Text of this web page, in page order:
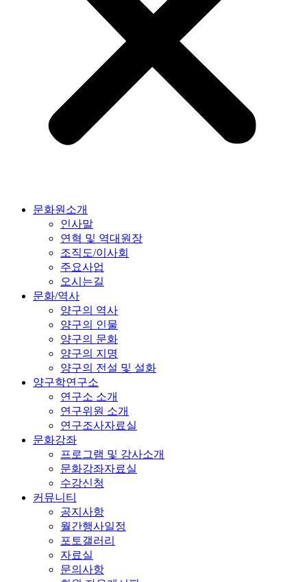
문화원소개
인사말
연혁 및 역대원장
조직도/이사회
주요사업
오시는길
문화/역사
양구의 역사
양구의 인물
양구의 문화
양구의 지명
양구의 전설 및 설화
양구학연구소
연구소 소개
연구위원 소개
연구조사자료실
문화강좌
프로그램 및 강사소개
문화강좌자료실
수강신청
커뮤니티
공지사항
월간행사일정
포토갤러리
자료실
문의사항